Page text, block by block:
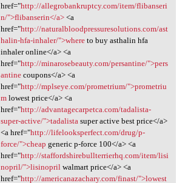
href="http://allegrobankruptcy.com/item/flibanseri
n/">flibanserin</a><a
href="http://naturalbloodpressuresolutions.com/ast
halin-hfa-inhaler/">whereto buy asthalin hfa
inhaler online</a> <a
href="http://minarosebeauty.com/persantine/">pers
antinecoupons</a> <a
href="http://mplseye.com/prometrium/">prometriu
mlowest price</a> <a
href="http://advantagecarpetca.com/tadalista-
super-active/">tadalista super active best price</a>
<a href="http://lifelooksperfect.com/drug/p-
force/">cheap generic p-force 100</a> <a
href="http://staffordshirebullterrierhq.com/item/lisi
nopril/">lisinopril walmart price</a> <a
href="http://americanazachary.com/finast/">lowest